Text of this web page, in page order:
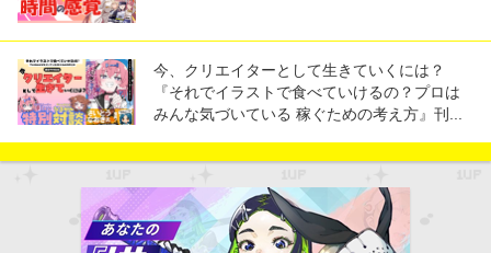
今、クリエイターとして生きていくには？
『それでイラストで食べていけるの？プロは
みんな気づいている 稼ぐための考え方』刊...